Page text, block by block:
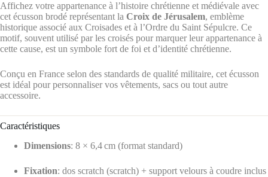
Affichez votre appartenance à l’histoire chrétienne et médiévale avec
cet écusson brodé représentant la Croix de Jérusalem, emblème
historique associé aux Croisades et à l’Ordre du Saint Sépulcre. Ce
motif, souvent utilisé par les croisés pour marquer leur appartenance à
cette cause, est un symbole fort de foi et d’identité chrétienne.
Conçu en France selon des standards de qualité militaire, cet écusson
est idéal pour personnaliser vos vêtements, sacs ou tout autre
accessoire.
Caractéristiques
Dimensions: 8 × 6,4 cm (format standard)
Fixation: dos scratch (scratch) + support velours à coudre inclus